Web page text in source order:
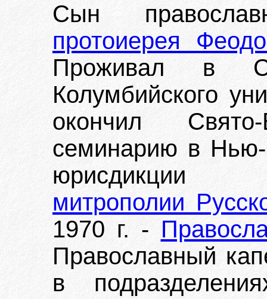
Сын
протоиерея
Проживал в
Колумбийского
окончил
семинарию в
митрополии
1970 г. -
Православный
в